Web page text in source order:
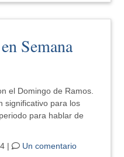
Semana
el Domingo de Ramos.
significativo para los
para hablar de
| Un comentario